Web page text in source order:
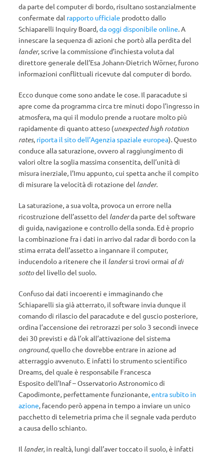
da parte del computer di bordo, risultano sostanzialmente
confermate dal rapporto ufficiale prodotto dallo
Schiaparelli Inquiry Board,da oggi disponibile online. A
innescare la sequenza di azioni che portò alla perdita del
lander, scrive la commissione d’inchiesta voluta dal
direttore generale dell’Esa Johann-Dietrich Wörner, furono
informazioni conflittuali ricevute dal computer di bordo.
Ecco dunque come sono andate le cose. Il paracadute si
apre come da programma circa tre minuti dopo l’ingresso in
atmosfera, ma qui il modulo prende a ruotare molto più
rapidamente di quanto atteso (unexpected high rotation
rates, riporta il sito dell’Agenzia spaziale europea). Questo
conduce alla saturazione, ovvero al raggiungimento di
valori oltre la soglia massima consentita, dell’unità di
misura inerziale, l’Imu appunto, cui spetta anche il compito
di misurare la velocità di rotazione del lander.
La saturazione, a sua volta, provoca un errore nella
ricostruzione dell’assetto del landerda parte del software
di guida, navigazione e controllo della sonda. Ed è proprio
la combinazione fra i dati in arrivo dal radar di bordo con la
stima errata dell’assetto a ingannare il computer,
inducendolo a ritenere che il landersi trovi ormai al di
sottodel livello del suolo.
Confuso dai dati incoerenti e immaginando che
Schiaparelli sia già atterrato, il software invia dunque il
comando di rilascio del paracadute e del guscio posteriore,
ordina l’accensione dei retrorazzi per solo 3 secondi invece
dei 30 previsti e dà l’ok all’attivazione del sistema
onground, quello che dovrebbe entrare in azione ad
atterraggio avvenuto. E infatti lo strumento scientifico
Dreams, del quale è responsabile Francesca
Espositodell’Inaf – Osservatorio Astronomico di
Capodimonte, perfettamente funzionante,entra subito in
azione, facendo però appena in tempo a inviare un unico
pacchetto di telemetria prima che il segnale vada perduto
a causa dello schianto.
Il lander, in realtà, lungi dall’aver toccato il suolo, è infatti